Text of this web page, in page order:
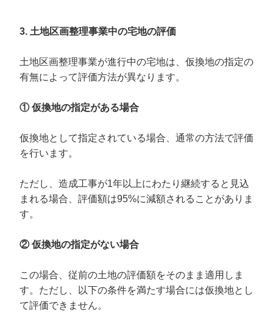
3. 土地区画整理事業中の宅地の評価
土地区画整理事業が進行中の宅地は、仮換地の指定の
有無によって評価方法が異なります。
① 仮換地の指定がある場合
仮換地として指定されている場合、通常の方法で評価
を行います。
ただし、造成工事が1年以上にわたり継続すると見込
まれる場合、評価額は95%に減額されることがありま
す。
② 仮換地の指定がない場合
この場合、従前の土地の評価額をそのまま適用しま
す。ただし、以下の条件を満たす場合には仮換地とし
て評価できません。